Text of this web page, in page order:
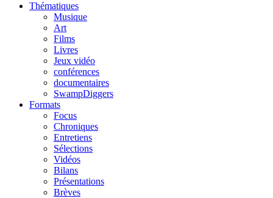
Thématiques
Musique
Art
Films
Livres
Jeux vidéo
conférences
documentaires
SwampDiggers
Formats
Focus
Chroniques
Entretiens
Sélections
Vidéos
Bilans
Présentations
Brèves